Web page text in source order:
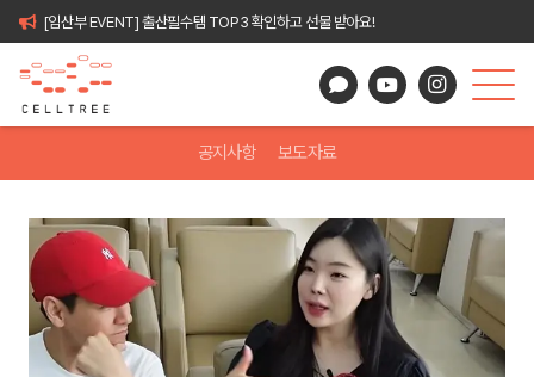
[임산부 EVENT] 출산필수템 TOP3 확인하고 선물 받아요!
공지사항 보도자료